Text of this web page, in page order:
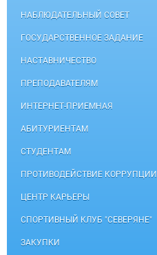
НАБЛЮДАТЕЛЬНЫЙ СОВЕТ
ГОСУДАРСТВЕННОЕ ЗАДАНИЕ
НАСТАВНИЧЕСТВО
ПРЕПОДАВАТЕЛЯМ
ИНТЕРНЕТ-ПРИЕМНАЯ
АБИТУРИЕНТАМ
СТУДЕНТАМ
ПРОТИВОДЕЙСТВИЕ КОРРУПЦИИ
ЦЕНТР КАРЬЕРЫ
СПОРТИВНЫЙ КЛУБ "СЕВЕРЯНЕ"
ЗАКУПКИ